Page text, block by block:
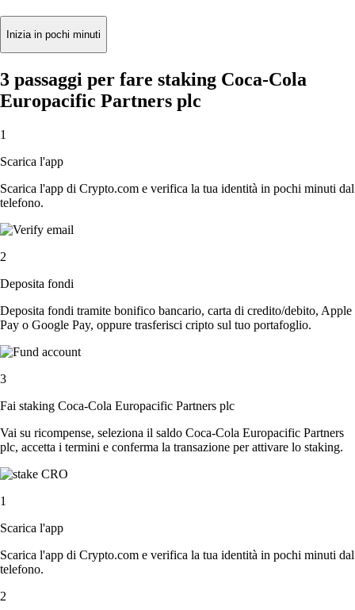
Inizia in pochi minuti
3 passaggi per fare staking Coca-Cola
Europacific Partners plc
1
Scarica l'app
Scarica l'app di Crypto.com e verifica la tua identità in pochi minuti dal
telefono.
2
Deposita fondi
Deposita fondi tramite bonifico bancario, carta di credito/debito, Apple
Pay o Google Pay, oppure trasferisci cripto sul tuo portafoglio.
3
Fai staking Coca-Cola Europacific Partners plc
Vai su ricompense, seleziona il saldo Coca-Cola Europacific Partners
plc, accetta i termini e conferma la transazione per attivare lo staking.
1
Scarica l'app
Scarica l'app di Crypto.com e verifica la tua identità in pochi minuti dal
telefono.
2